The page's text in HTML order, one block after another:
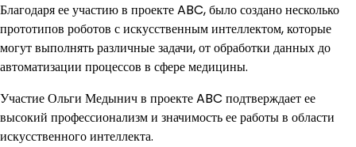
Благодаря ее участию в проекте ABC, было создано несколько
прототипов роботов с искусственным интеллектом, которые
могут выполнять различные задачи, от обработки данных до
автоматизации процессов в сфере медицины.
Участие Ольги Медынич в проекте ABC подтверждает ее
высокий профессионализм и значимость ее работы в области
искусственного интеллекта.